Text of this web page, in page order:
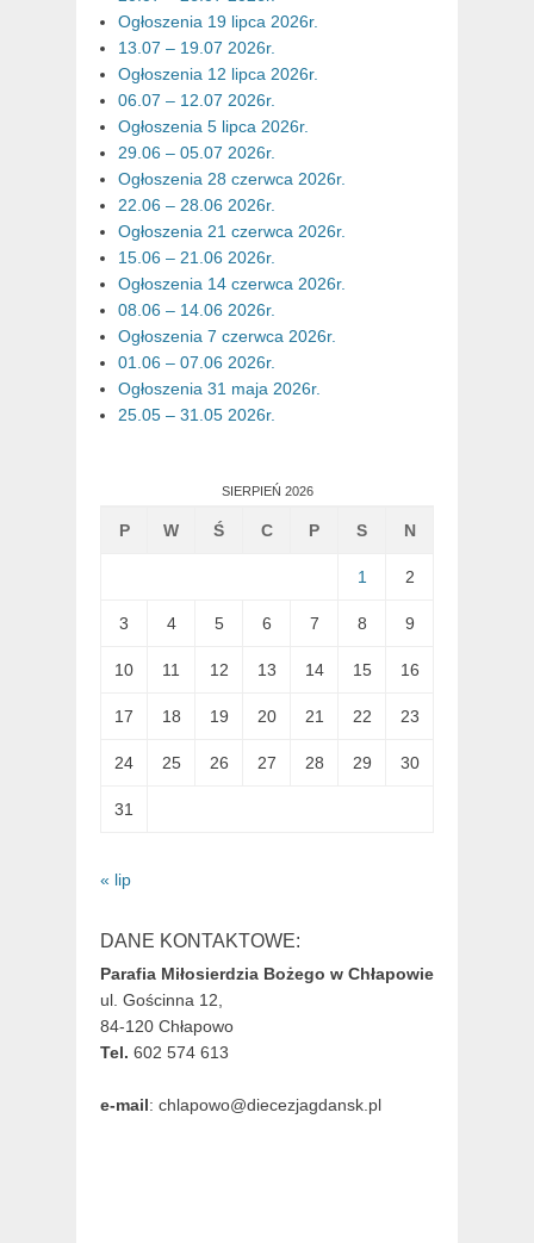
Ogłoszenia 19 lipca 2026r.
13.07 – 19.07 2026r.
Ogłoszenia 12 lipca 2026r.
06.07 – 12.07 2026r.
Ogłoszenia 5 lipca 2026r.
29.06 – 05.07 2026r.
Ogłoszenia 28 czerwca 2026r.
22.06 – 28.06 2026r.
Ogłoszenia 21 czerwca 2026r.
15.06 – 21.06 2026r.
Ogłoszenia 14 czerwca 2026r.
08.06 – 14.06 2026r.
Ogłoszenia 7 czerwca 2026r.
01.06 – 07.06 2026r.
Ogłoszenia 31 maja 2026r.
25.05 – 31.05 2026r.
SIERPIEŃ 2026
P W Ś C P S N
1 2
3 4 5 6 7 8 9
10 11 12 13 14 15 16
17 18 19 20 21 22 23
24 25 26 27 28 29 30
31
« lip
DANE KONTAKTOWE:
Parafia Miłosierdzia Bożego w Chłapowie
ul. Gościnna 12,
84-120 Chłapowo
Tel. 602 574 613
e-mail: chlapowo@diecezjagdansk.pl